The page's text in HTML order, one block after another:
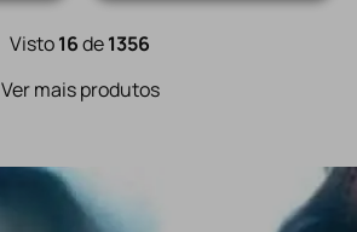
Visto16de1356
Ver mais produtos